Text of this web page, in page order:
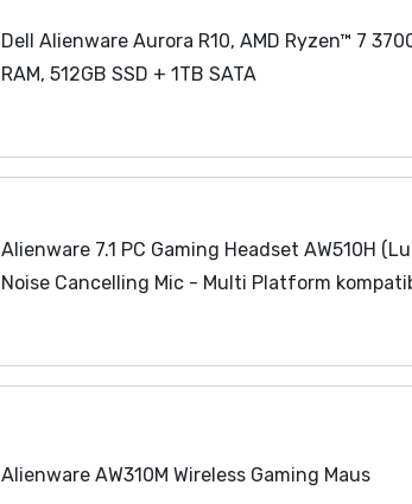
Dell Alienware Aurora R10, AMD Ryzen™ 7
RAM, 512GB SSD + 1TB SATA
Alienware 7.1 PC Gaming Headset AW510H
Noise Cancelling Mic - Multi Platform
Alienware AW310M Wireless Gaming Maus